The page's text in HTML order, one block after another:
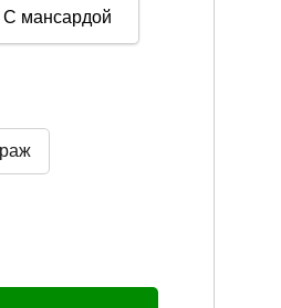
С мансардой